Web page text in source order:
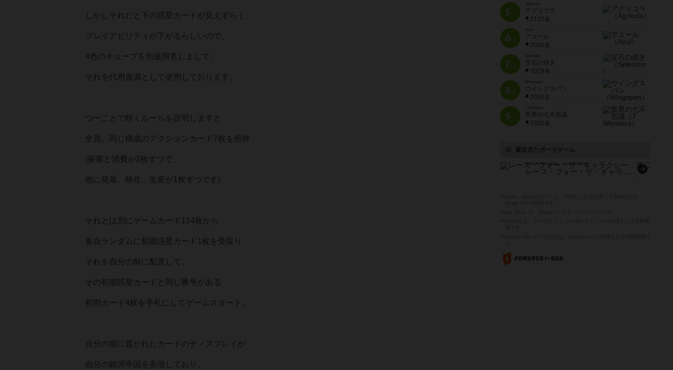
しかしそれだと下の惑星カードが見えずらく、
プレイアビリティが下がるらしいので、
4色のキューブを別途用意しまして、
それを代用資源として使用しております。
つーことで軽くルールを説明しますと
全員、同じ構成のアクションカード7枚を所持
(探索と消費が2枚ずつで、
他に発展、移住、生産が1枚ずつです)
それとは別にゲームカード114枚から
各自ランダムに初期惑星カード1枚を受取り
それを自分の前に配置して、
その初期惑星カードと同じ番号がある
初期カード4枚を手札にしてゲームスタート。
自分の前に置かれたカードのディスプレイが
自分の銀河帝国を表現しており、
5位
Agricola
アグリコラ
2120名
6位
Azul
アズール
2034名
7位
宝石の煌き
2029名
8位
Wingspan
ウイングスパン
2006名
9位
7 Wonders
世界の七不思議
1920名
最近見たボードゲーム
Race for the Galaxy - Second Edition
レース・フォー・ザ・ギャラクシー：第二版